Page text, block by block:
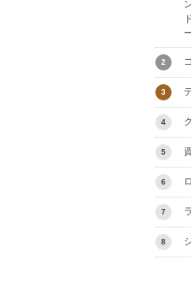
2
3
4
5
6
7
8